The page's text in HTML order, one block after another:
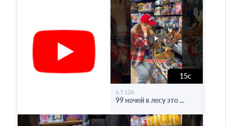
15с
6.7.126
99 ночей в лесу это ...